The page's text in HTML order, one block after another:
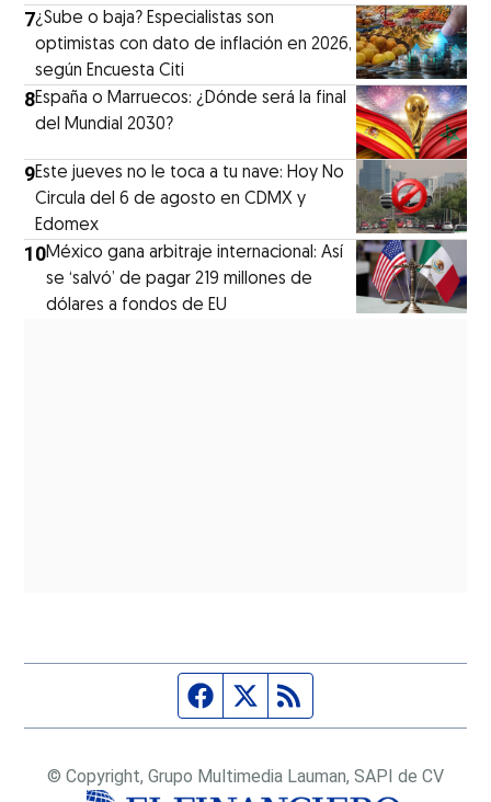
7¿Sube o baja? Especialistas son
optimistas con dato de inflación en 2026,
según Encuesta Citi
8España o Marruecos: ¿Dónde será la final
del Mundial 2030?
9Este jueves no le toca a tu nave: Hoy No
Circula del 6 de agosto en CDMX y
Edomex
10México gana arbitraje internacional: Así
se ‘salvó’ de pagar 219 millones de
dólares a fondos de EU
Página de Facebook
Fuente Twitter
© Copyright, Grupo Multimedia Lauman, SAPI de CV